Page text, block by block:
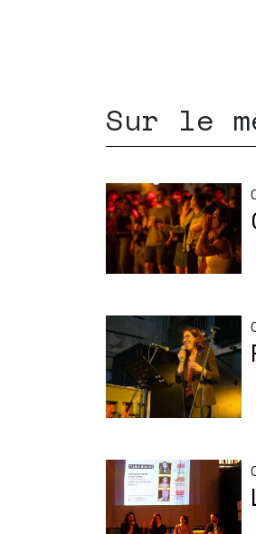
Sur le